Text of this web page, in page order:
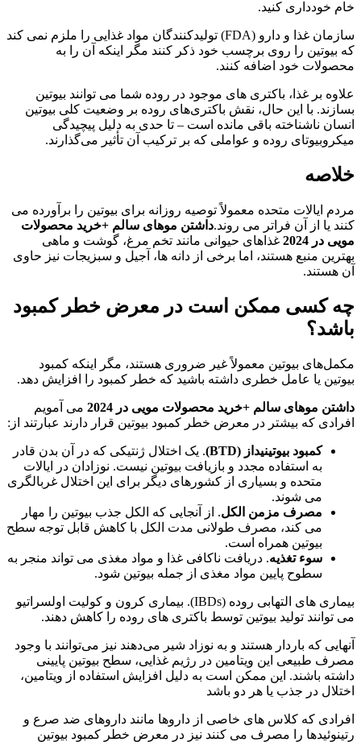
خام خودداری کنید.
سازمان غذا و دارو (FDA) تولیدکنندگان مواد غذایی را ملزم نمی کند
که بیوتین را روی برچسب خود ذکر کنند مگر اینکه آن را به
محصولات خود اضافه کنند.
علاوه بر غذا، باکتری های موجود در روده شما می توانند بیوتین
بسازند. با این حال، نقش باکتری‌های روده بر وضعیت کلی بیوتین
انسان ناشناخته باقی مانده است – تا حدی به دلیل پیچیدگی
میکروبیوتای روده و عواملی که بر ترکیب آن تأثیر می‌گذارند.
خلاصه
مردم ایالات متحده معمولاً توصیه روزانه برای بیوتین را برآورده می
کنند یا از آن فراتر می روند.داشتن موهای سالم +خرید محصولات
مویی در 2024
غذاهای حیوانی مانند تخم مرغ، گوشت و ماهی
بهترین منبع هستند، اما برخی از دانه ها، آجیل و سبزیجات نیز حاوی
آن هستند.
چه کسی ممکن است در معرض خطر کمبود
باشد؟
مکمل‌های بیوتین معمولاً غیر ضروری هستند، مگر اینکه کمبود
بیوتین یا عامل خطری داشته باشید که خطر کمبود را افزایش دهد.
داشتن موهای سالم +خرید محصولات مویی در 2024
می آمویم
افرادی که بیشتر در معرض خطر کمبود بیوتین قرار دارند عبارتند از:
کمبود بیوتینیداز (BTD)
. یک اختلال ژنتیکی که در آن بدن قادر
به استفاده مجدد و بازیافت بیوتین نیست. نوزادان در ایالات
متحده و بسیاری از کشورهای دیگر برای این اختلال غربالگری
می شوند.
مصرف مزمن الکل. از آنجایی که الکل جذب بیوتین را مهار
می کند، مصرف طولانی مدت الکل با کاهش قابل توجه سطح
بیوتین همراه است.
سوء تغذیه. دریافت ناکافی غذا و مواد مغذی می تواند منجر به
سطوح پایین مواد مغذی از جمله بیوتین شود.
بیماری های التهابی روده (IBDs). بیماری کرون و کولیت اولسراتیو
می توانند تولید بیوتین توسط باکتری های روده را کاهش دهند.
آنهایی که باردار هستند و به نوزاد شیر می‌دهند نیز می‌توانند با وجود
مصرف طبیعی این ویتامین در رژیم غذایی، سطح بیوتین پایینی
داشته باشند. این ممکن است به دلیل افزایش استفاده از ویتامین،
اختلال در جذب یا هر دو باشد
افرادی که کلاس های خاصی از داروها مانند داروهای ضد صرع و
رتینوئیدها را مصرف می کنند نیز در معرض خطر کمبود بیوتین